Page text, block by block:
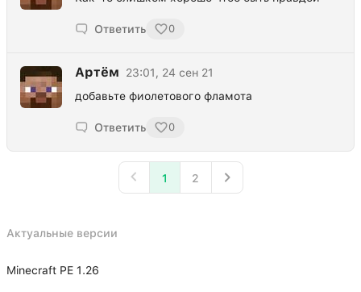
Ответить 0
Артём
23:01, 24 сен 21
добавьте фиолетового фламота
Ответить 0
1 2
Актуальные версии
Minecraft PE 1.26